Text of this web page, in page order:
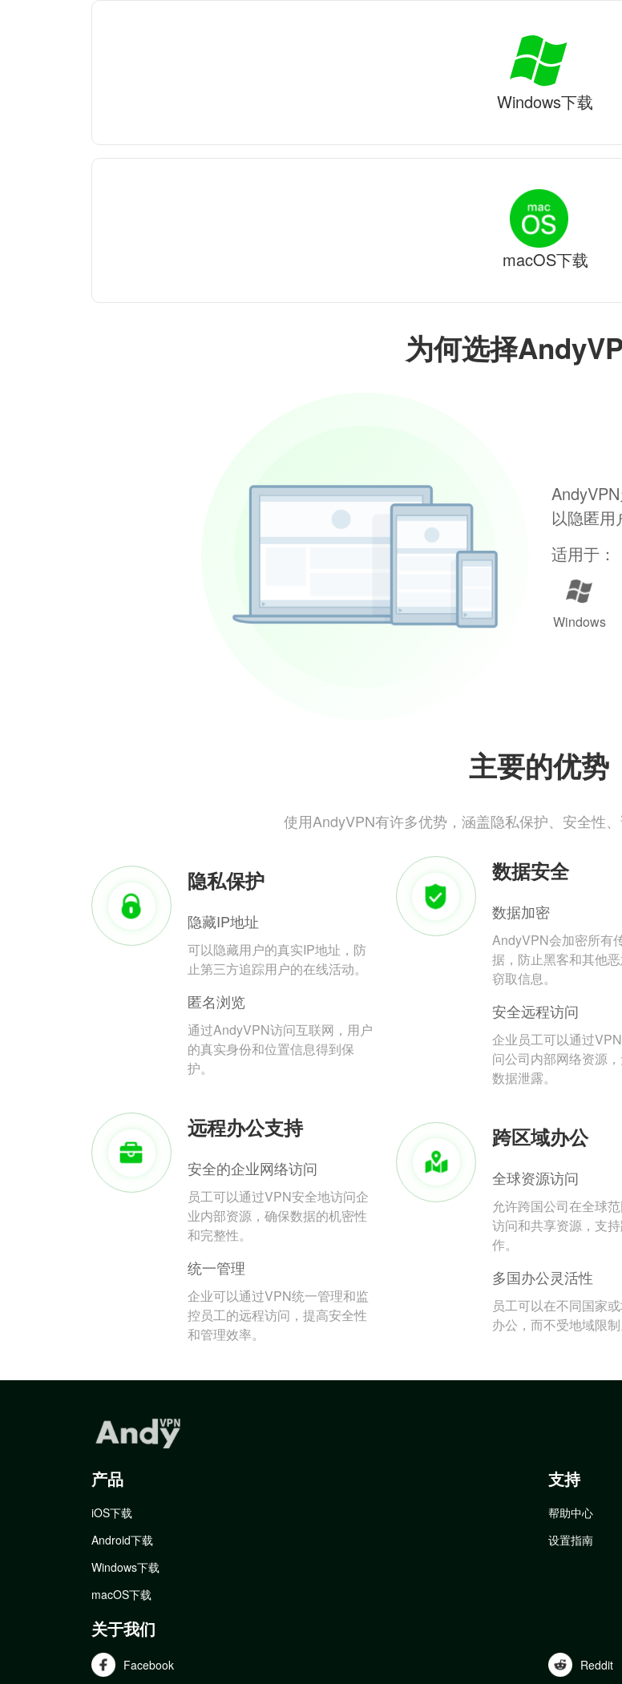
为何选择
以隐匿用
适用于：
Windows
主要的优势
使用AndyVPN有许多优势，涵盖隐私保护、安全性
隐私保护
隐藏IP地址
可以隐藏用户的真实IP地址，防
止第三方追踪用户的在线活动。
匿名浏览
通过AndyVPN访问互联网，用户
的真实身份和位置信息得到保
护。
数据安全
数据加密
AndyVPN会加密所有
据，防止黑客和其他
窃取信息。
安全远程访问
企业员工可以通过
问公司内部网络资源
数据泄露。
远程办公支持
安全的企业网络访问
员工可以通过VPN安全地访问企
业内部资源，确保数据的机密性
和完整性。
统一管理
企业可以通过VPN统一管理和监
控员工的远程访问，提高安全性
和管理效率。
跨区域办公
全球资源访问
允许跨国公司在全球
访问和共享资源，支
作。
多国办公灵活性
员工可以在不同国家
办公，而不受地域限制
Windows下载
macOS下载
产品
iOS下载
Android下载
Windows下载
macOS下载
支持
帮助中心
设置指南
关于我们
Facebook Reddit